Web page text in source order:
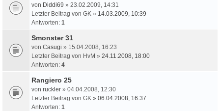
von Diddi69 » 23.02.2009, 14:31
Letzter Beitrag von GK » 14.03.2009, 10:39
Antworten: 1
Smonster 31
von Casugi » 15.04.2008, 16:23
Letzter Beitrag von HvM » 24.11.2008, 18:00
Antworten: 4
Rangiero 25
von ruckler » 04.04.2008, 12:30
Letzter Beitrag von GK » 06.04.2008, 16:37
Antworten: 1